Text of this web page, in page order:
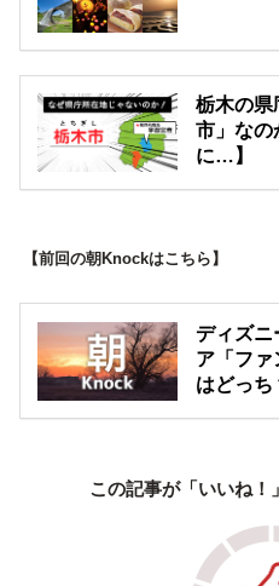
栃木の県
市」なの
に…】
【前回の朝Knockはこちら】
ディズニ
ア「ファ
はどっち
この記事が「いいね！